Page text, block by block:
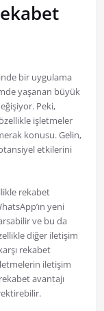
bir uygulama
yaşanan büyük
Peki,
işletmeler
konusu. Gelin,
etkilerini
rekabet
yeni
ve bu da
diğer iletişim
rekabet
iletişim
avantajı